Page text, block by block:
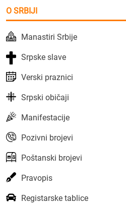
O SRBIJI
Manastiri Srbije
Srpske slave
Verski praznici
Srpski običaji
Manifestacije
Pozivni brojevi
Poštanski brojevi
Pravopis
Registarske tablice